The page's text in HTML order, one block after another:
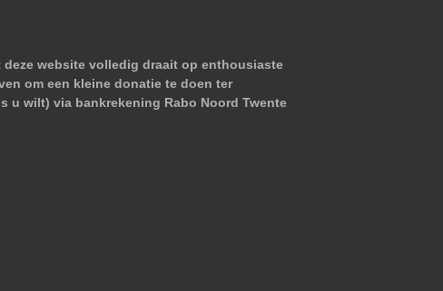
website volledig draait op enthousiaste
om een kleine donatie te doen ter
u wilt) via bankrekening Rabo Noord Twente